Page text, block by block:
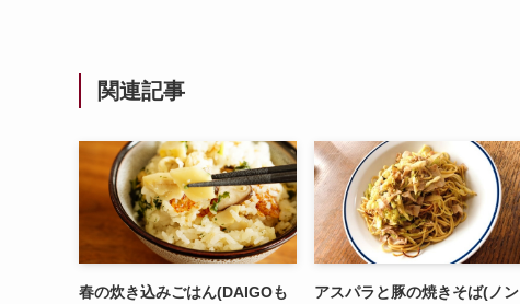
関連記事
春の炊き込みごはん(DAIGOも アスパラと豚の焼きそば(ノン